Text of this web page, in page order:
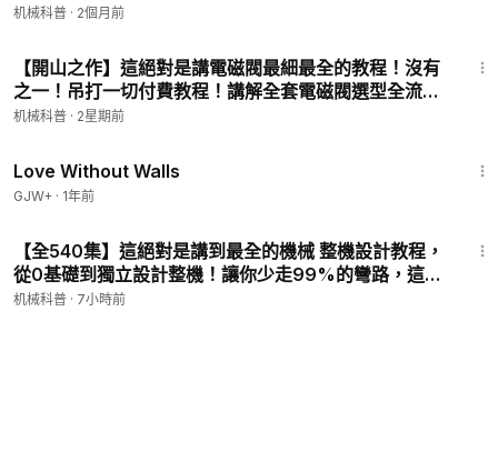
机械科普 · 2個月前
【開山之作】這絕對是講電磁閥最細最全的教程！沒有
之一！吊打一切付費教程！講解全套電磁閥選型全流
程！教程免費看！資料免費領！ P9 - 電磁閥的選型例題
机械科普 · 2星期前
Love Without Walls
GJW+ · 1年前
【全540集】這絕對是講到最全的機械 整機設計教程，
從0基礎到獨立設計整機！讓你少走99%的彎路，這還
學不會，我直接退出機械圈！ P8 - 軸承壓裝機設計——
机械科普 · 7小時前